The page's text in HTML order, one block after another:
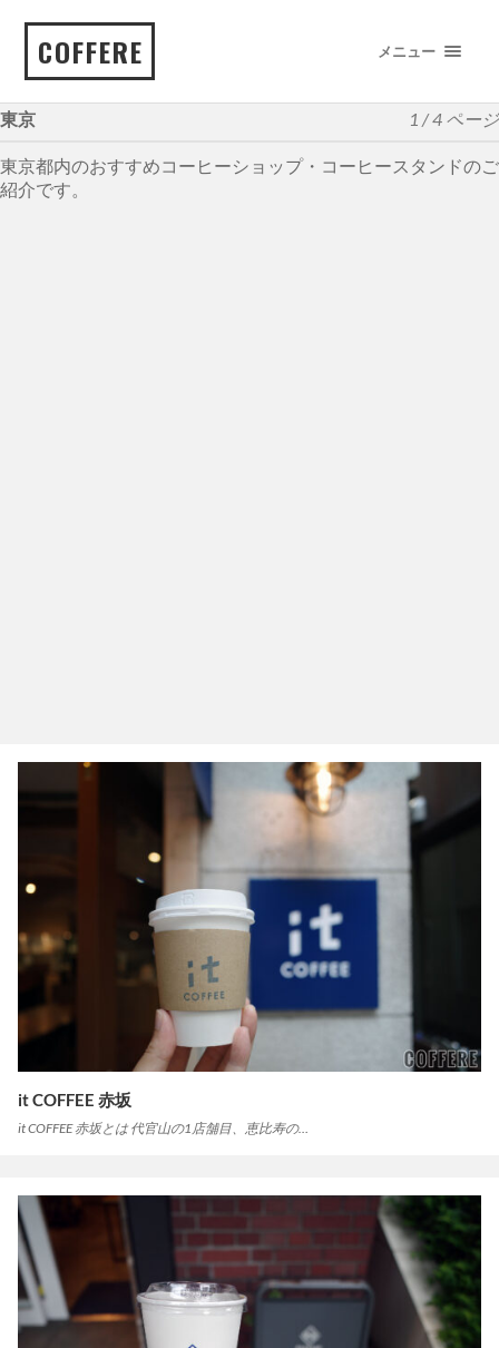
COFFERE メニュー
東京 1 / 4 ページ
東京都内のおすすめコーヒーショップ・コーヒースタンドのご
紹介です。
it COFFEE 赤坂
it COFFEE 赤坂とは 代官山の1店舗目、恵比寿の…